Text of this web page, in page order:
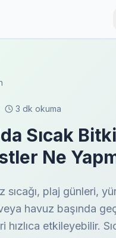
3 dk okuma
Sıcak
Ne
sıcağı, plaj günleri,
havuz başında
hızlıca etkileyebilir.